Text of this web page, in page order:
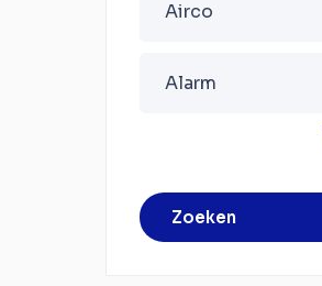
Airco
Alarm
Zoeken